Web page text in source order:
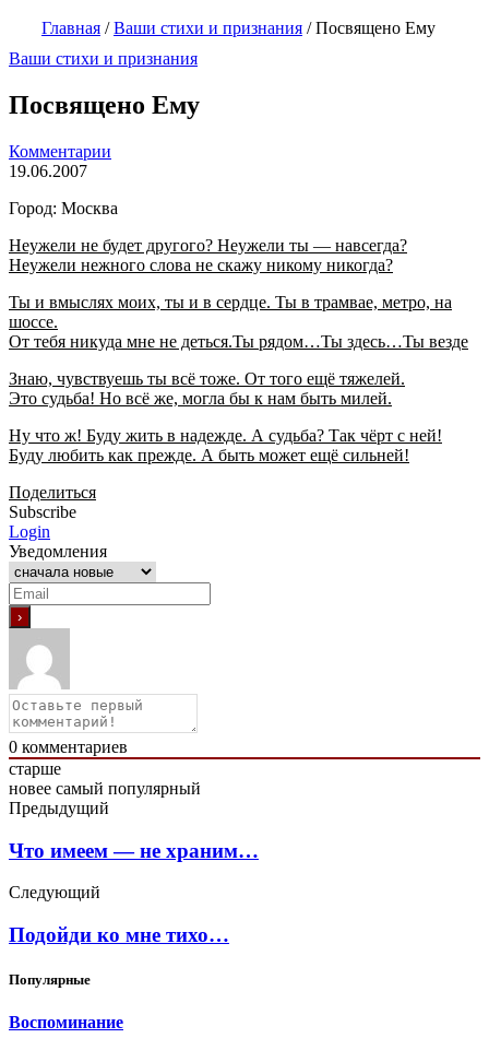
Главная /Ваши стихи и признания /Посвящено Ему
Ваши стихи и признания
Посвящено Ему
Комментарии
19.06.2007
Город: Москва
Неужели не будет другого? Неужели ты — навсегда?
Неужели нежного слова не скажу никому никогда?
Ты и вмыслях моих, ты и в сердце. Ты в трамвае, метро, на
шоссе.
От тебя никуда мне не деться.Ты рядом…Ты здесь…Ты везде
Знаю, чувствуешь ты всё тоже. От того ещё тяжелей.
Это судьба! Но всё же, могла бы к нам быть милей.
Ну что ж! Буду жить в надежде. А судьба? Так чёрт с ней!
Буду любить как прежде. А быть может ещё сильней!
Поделиться
Subscribe
Login
Уведомления
0 комментариев
старше
новее самый популярный
Предыдущий
Что имеем — не храним…
Следующий
Подойди ко мне тихо…
Популярные
Воспоминание